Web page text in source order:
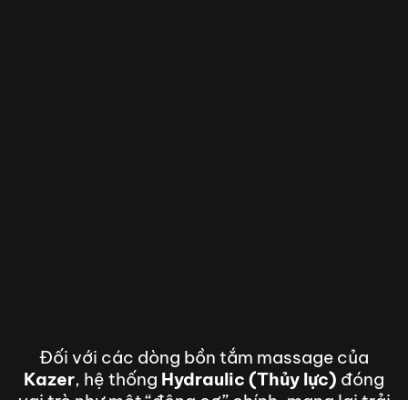
Đối với các dòng bồn tắm massage của
Kazer, hệ thống Hydraulic (Thủy lực) đóng